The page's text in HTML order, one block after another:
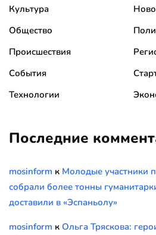
Культура
Общество
Происшествия
События
Технологии
Последние
mosinform к Молодые участники
собрали более тонны
доставили в «Эспаньолу»
mosinform к Ольга Тряскова: